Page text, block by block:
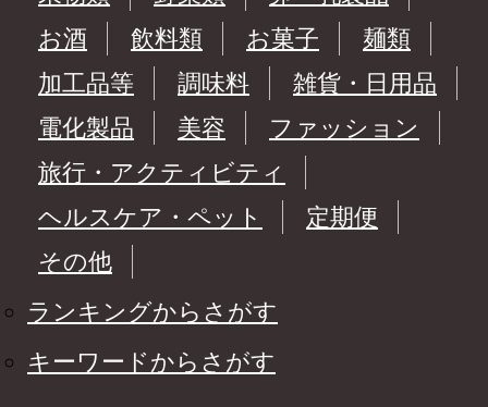
お酒
飲料類 お菓子
麺類
加工品等
調味料
雑貨・日用品
電化製品
美容
ファッション
旅行・アクティビティ
ヘルスケア・ペット
定期便
その他
ランキングからさがす
キーワードからさがす